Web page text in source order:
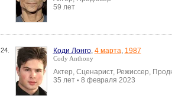
59 лет
24. Коди Лонго, 4 марта, 1987
Cody Anthony
Актер, Сценарист, Режиссер,
35 лет • 8 февраля 2023